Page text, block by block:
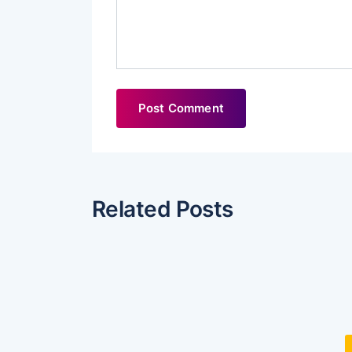
Related Posts